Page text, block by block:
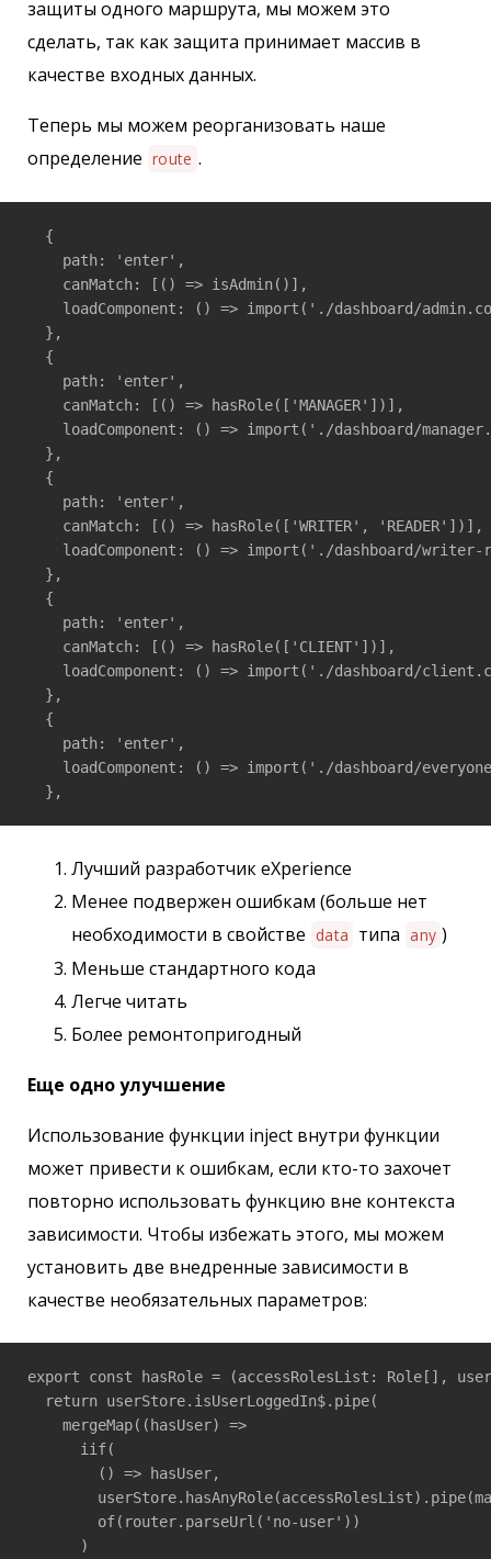
защиты одного маршрута, мы можем это
сделать, так как защита принимает массив в
качестве входных данных.
Теперь мы можем реорганизовать наше
определение route .
  {
    path: 'enter',
    canMatch: [() => isAdmin()],
loadComponent: () => import('./dashboard/
  },
  {
    path: 'enter',
    canMatch: [() => hasRole(['MANAGER'])],
loadComponent: () => import('./dashboard/
  },
  {
    path: 'enter',
    canMatch: [() => hasRole(['WRITER', 'READER'])],
loadComponent: () => import('./dashboard/writer-
  },
  {
    path: 'enter',
    canMatch: [() => hasRole(['CLIENT'])],
loadComponent: () => import('./dashboard/
  },
  {
    path: 'enter',
loadComponent: () => import('./dashboard/
Лучший разработчик eXperience
Менее подвержен ошибкам (больше нет
необходимости в свойстве data типа any )
Меньше стандартного кода
Легче читать
Более ремонтопригодный
Еще одно улучшение
Использование функции inject внутри функции
может привести к ошибкам, если кто-то захочет
повторно использовать функцию вне контекста
зависимости. Чтобы избежать этого, мы можем
установить две внедренные зависимости в
качестве необязательных параметров:
export const hasRole = (accessRolesList: Role[],
  return userStore.isUserLoggedIn$.pipe(
    mergeMap((hasUser) =>
      iif(
        () => hasUser,
        of(router.parseUrl('no-user'))
      )